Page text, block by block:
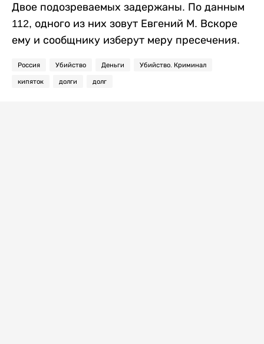
Двое подозреваемых задержаны. По данным
112, одного из них зовут Евгений М. Вскоре
ему и сообщнику изберут меру пресечения.
Россия Убийство Деньги Убийство. Криминал
кипяток долги долг